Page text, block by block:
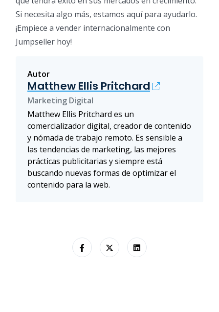
Si necesita algo más, estamos aquí para ayudarlo.
¡Empiece a vender internacionalmente con
Jumpseller hoy!
Autor
Matthew Ellis Pritchard
Marketing Digital
Matthew Ellis Pritchard es un
comercializador digital, creador de contenido
y nómada de trabajo remoto. Es sensible a
las tendencias de marketing, las mejores
prácticas publicitarias y siempre está
buscando nuevas formas de optimizar el
contenido para la web.